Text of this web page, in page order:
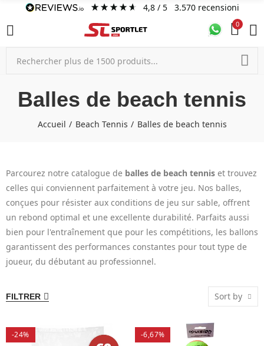
4,8/ 5 3.570 recensioni
0
Balles de beach tennis
Accueil Beach Tennis Balles de beach tennis
Parcourez notre catalogue de balles de beach tennis et trouvez
celles qui conviennent parfaitement à votre jeu. Nos balles,
conçues pour résister aux conditions de jeu sur sable, offrent
un rebond optimal et une excellente durabilité. Parfaits aussi
bien pour l'entraînement que pour les compétitions, les ballons
garantissent des performances constantes pour tout type de
joueur, du débutant au professionnel.
FILTRER Sort by
-24% -6,67%